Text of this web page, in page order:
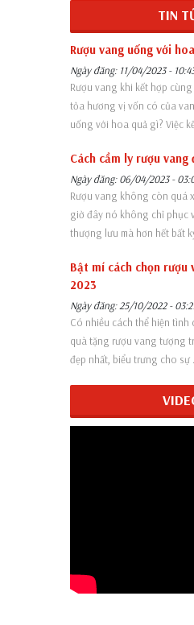
TIN
Rượu vang uống với
Ngày đăng: 11/04/2023 -
Rượu vang khi kết hợp
tỏa hương vị vốn có của
uống với hoa quả gì? Việc kết
Cách cầm ly rượu vang
Ngày đăng: 06/04/2023 -
Rượu vang không còn quá
giờ đây nó không chỉ phục
thượng lưu mà hơn hết bất
Bật mí cách chọn rượu
2023
Ngày đăng: 25/10/2022 -
Có nhiều cách thể hiện tình
quà tặng rượu vang tượng
đẹp nhất, biểu trưng cho sự ...